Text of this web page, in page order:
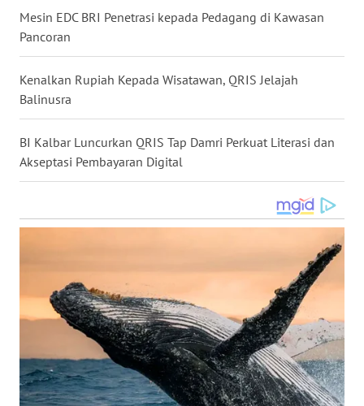
Mesin EDC BRI Penetrasi kepada Pedagang di Kawasan
Pancoran
Kenalkan Rupiah Kepada Wisatawan, QRIS Jelajah
Balinusra
BI Kalbar Luncurkan QRIS Tap Damri Perkuat Literasi dan
Akseptasi Pembayaran Digital
WN
NUSANTARA
WN
JOGJA
WN
JATIM
BALI
WN
WN
KALTARA